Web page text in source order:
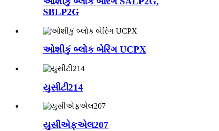
SBLP2G
ઓશીકું બ્લોક બેરિંગ UCPX
યુસીટી214
યુસીએફએલ207